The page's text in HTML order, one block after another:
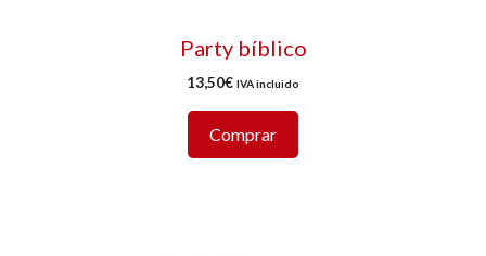
Party bíblico
13,50€ IVA incluido
Comprar